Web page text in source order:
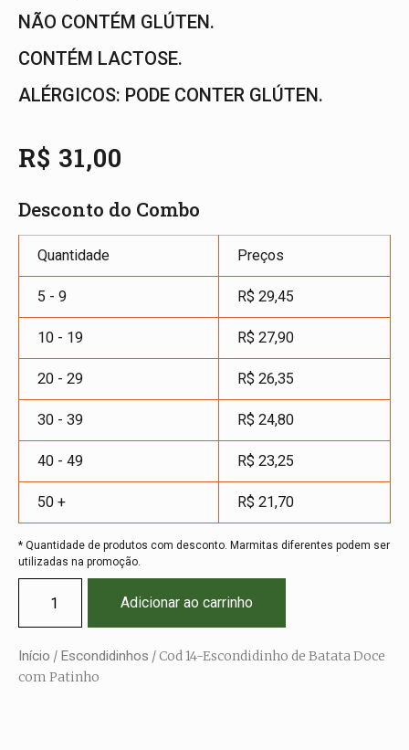
NÃO CONTÉM GLÚTEN.
CONTÉM LACTOSE.
ALÉRGICOS: PODE CONTER GLÚTEN.
R$ 31,00
Desconto do Combo
Quantidade Preços
5 - 9 R$ 29,45
10 - 19 R$ 27,90
20 - 29 R$ 26,35
30 - 39 R$ 24,80
40 - 49 R$ 23,25
50 + R$ 21,70
* Quantidade de produtos com desconto. Marmitas diferentes podem ser
utilizadas na promoção.
Adicionar ao carrinho
Início / Escondidinhos / Cod 14-Escondidinho de Batata Doce
com Patinho